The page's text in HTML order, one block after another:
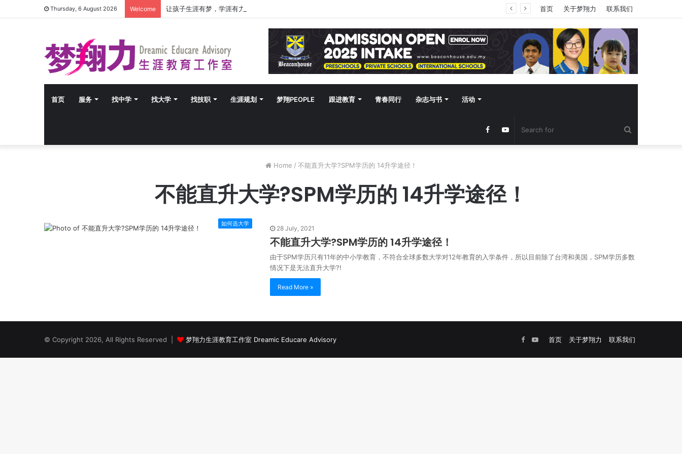
Thursday, 6 August 2026 Welcome 让孩子生涯有梦，学涯有力，升学有方！ 创建价值人生，少走人生弯路！ 首页 关于梦翔力 联系我们
首页 服务 找中学 找大学 找技职 生涯规划 梦翔PEOPLE 跟进教育 青春同行 杂志与书 活动
YouTube
Facebook
Home / 不能直升大学?SPM学历的 14升学途径！
不能直升大学?SPM学历的 14升学途径！
如何选大学
28 July, 2021
不能直升大学?SPM学历的 14升学途径！
由于SPM学历只有11年的中小学教育，不符合全球多数大学对12年教育的入学条件，所以目前除了台湾和美国，SPM学历多数
情况下是无法直升大学?!
Read More »
© Copyright 2026, All Rights Reserved | 梦翔力生涯教育工作室 Dreamic Educare Advisory 首页 关于梦翔力 联系我们
Facebook
YouTube